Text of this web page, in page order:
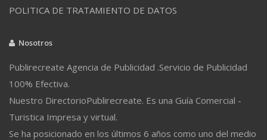
POLITICA DE TRATAMIENTO DE DATOS
Nosotros
Publirecreate Agencia de Publicidad .Servicio de Publicidad
100% Efectiva.
Nuestro DirectorioPublirecreate. Es una Guía Comercial -
Turistica Impresa y virtual.
Se ha posicionado en los últimos 6 años como uno del medio